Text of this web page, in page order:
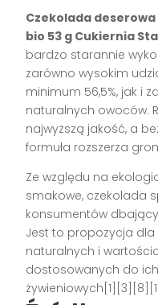
Czekolada
bio 53 g Cukiernia
bardzo starannie
zarówno wysokim
minimum 56,5%, jak i
naturalnych owoców.
najwyższą jakość, a
formuła rozszerza
Ze względu na
smakowe, czekolada
konsumentów
Jest to propozycja
naturalnych i
dostosowanych do